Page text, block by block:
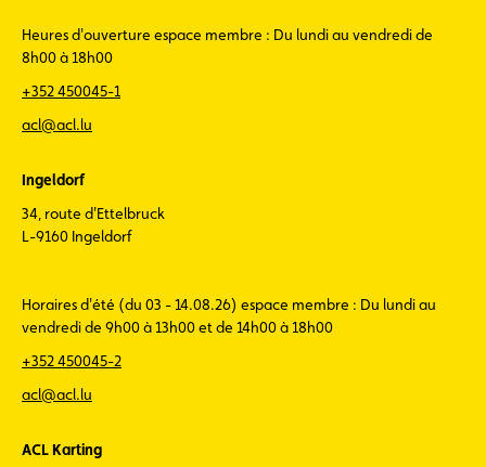
Heures d'ouverture espace membre : Du lundi au vendredi de
8h00 à 18h00
+352 450045-1
acl@acl.lu
Ingeldorf
34, route d'Ettelbruck
L-9160 Ingeldorf
Horaires d'été (du 03 - 14.08.26) espace membre : Du lundi au
vendredi de 9h00 à 13h00 et de 14h00 à 18h00
+352 450045-2
acl@acl.lu
ACL Karting